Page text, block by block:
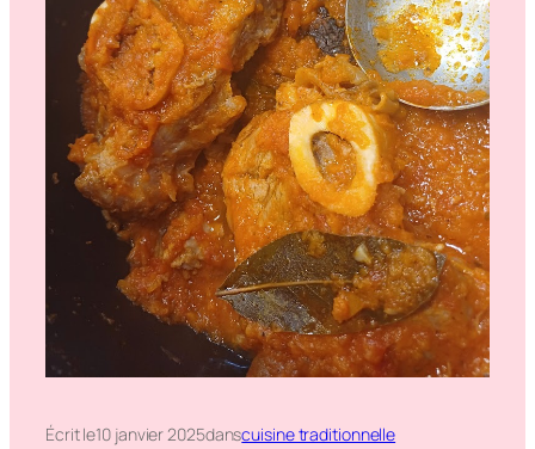
Écrit le10 janvier 2025danscuisine traditionnelle